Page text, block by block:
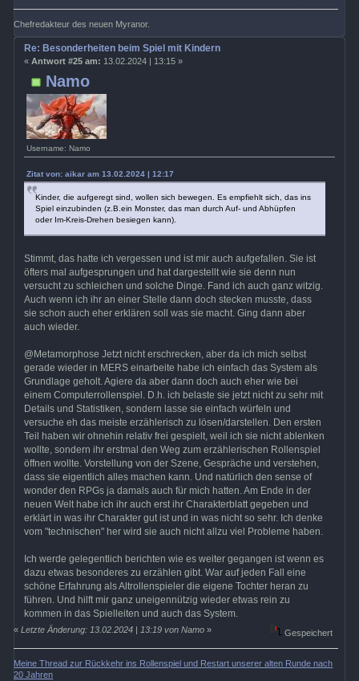
Chefredakteur des neuen Myranor.
Namo
Username: Namo
Re: Besonderheiten beim Spiel mit Kindern
« Antwort #25 am: 13.02.2024 | 13:15 »
Zitat von: aikar am 13.02.2024 | 12:17
Kinder, die aufgeregt sind, wollen sich bewegen. Es empfiehlt sich, das ins
Spiel einzubinden (z.B.ein Monster, das man durch Auf- und Abhüpfen
oder Im-Kreis-Drehen besiegen kann).
Stimmt, das hatte ich vergessen und ist mir auch aufgefallen. Sie ist
öfters mal aufgesprungen und hat dargestellt wie sie denn nun
versucht zu schleichen und solche Dinge. Fand ich auch ganz witzig.
Auch wenn ich ihr an einer Stelle dann doch stecken musste, dass
sie schon auch eher erklären soll was sie macht. Ging dann aber
auch wieder.
@Metamorphose Jetzt nicht erschrecken, aber da ich mich selbst
gerade wieder in MERS einarbeite habe ich einfach das System als
Grundlage geholt. Agiere da aber dann doch auch eher wie bei
einem Computerrollenspiel. D.h. ich belaste sie jetzt nicht zu sehr mit
Details und Statistiken, sondern lasse sie einfach würfeln und
versuche eh das meiste erzählerisch zu lösen/darstellen. Den ersten
Teil haben wir ohnehin relativ frei gespielt, weil ich sie nicht ablenken
wollte, sondern ihr erstmal den Weg zum erzählerischen Rollenspiel
öffnen wollte. Vorstellung von der Szene, Gespräche und verstehen,
dass sie eigentlich alles machen kann. Und natürlich den sense of
wonder den RPGs ja damals auch für mich hatten. Am Ende in der
neuen Welt habe ich ihr auch erst ihr Charakterblatt gegeben und
erklärt in was ihr Charakter gut ist und in was nicht so sehr. Ich denke
vom "technischen" her wird sie auch nicht allzu viel Probleme haben.
Ich werde gelegentlich berichten wie es weiter gegangen ist wenn es
dazu etwas besonderes zu erzählen gibt. War auf jeden Fall eine
schöne Erfahrung als Altrollenspieler die eigene Tochter heran zu
führen. Und hilft mir ganz uneigennützig wieder etwas rein zu
kommen in das Spielleiten und auch das System.
«Letzte Änderung: 13.02.2024 | 13:19 von Namo » Gespeichert
Meine Thread zur Rückkehr ins Rollenspiel und Restart unserer alten Runde nach
20 Jahren